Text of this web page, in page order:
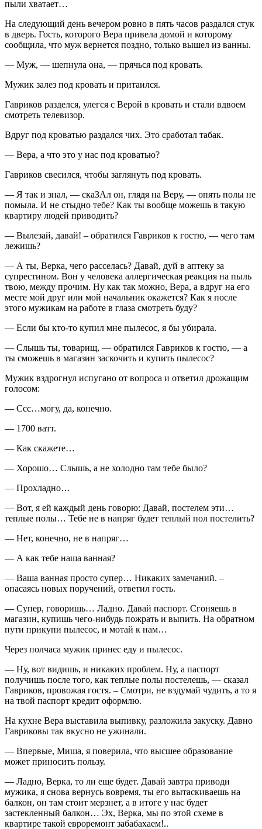
пыли хватает…
На следующий день вечером ровно в пять часов раздался стук
в дверь. Гость, которого Вера привела домой и которому
сообщила, что муж вернется поздно, только вышел из ванны.
— Муж, — шепнула она, — прячься под кровать.
Мужик залез под кровать и притаился.
Гавриков разделся, улегся с Верой в кровать и стали вдвоем
смотреть телевизор.
Вдруг под кроватью раздался чих. Это сработал табак.
— Вера, а что это у нас под кроватью?
Гавриков свесился, чтобы заглянуть под кровать.
— Я так и знал, — скаЗАл он, глядя на Веру, — опять полы не
помыла. И не стыдно тебе? Как ты вообще можешь в такую
квартиру людей приводить?
— Вылезай, давай! – обратился Гавриков к гостю, — чего там
лежишь?
— А ты, Верка, чего расселась? Давай, дуй в аптеку за
супрестином. Вон у человека аллергическая реакция на пыль
твою, между прочим. Ну как так можно, Вера, а вдруг на его
месте мой друг или мой начальник окажется? Как я после
этого мужикам на работе в глаза смотреть буду?
— Если бы кто-то купил мне пылесос, я бы убирала.
— Слышь ты, товарищ, — обратился Гавриков к гостю, — а
ты сможешь в магазин заскочить и купить пылесос?
Мужик вздрогнул испугано от вопроса и ответил дрожащим
голосом:
— Ссс…могу, да, конечно.
— 1700 ватт.
— Как скажете…
— Хорошо… Слышь, а не холодно там тебе было?
— Прохладно…
— Вот, я ей каждый день говорю: Давай, постелем эти…
теплые полы… Тебе не в напряг будет теплый пол постелить?
— Нет, конечно, не в напряг…
— А как тебе наша ванная?
— Ваша ванная просто супер… Никаких замечаний. –
опасаясь новых поручений, ответил гость.
— Супер, говоришь… Ладно. Давай паспорт. Сгоняешь в
магазин, купишь чего-нибудь пожрать и выпить. На обратном
пути прикупи пылесос, и мотай к нам…
Через полчаса мужик принес еду и пылесос.
— Ну, вот видишь, и никаких проблем. Ну, а паспорт
получишь после того, как теплые полы постелешь, — сказал
Гавриков, провожая гостя. – Смотри, не вздумай чудить, а то я
на твой паспорт кредит оформлю.
На кухне Вера выставила выпивку, разложила закуску. Давно
Гавриковы так вкусно не ужинали.
— Впервые, Миша, я поверила, что высшее образование
может приносить пользу.
— Ладно, Верка, то ли еще будет. Давай завтра приводи
мужика, я снова вернусь вовремя, ты его вытаскиваешь на
балкон, он там стоит мерзнет, а в итоге у нас будет
застекленный балкон… Эх, Верка, мы по этой схеме в
квартире такой евроремонт забабахаем!..